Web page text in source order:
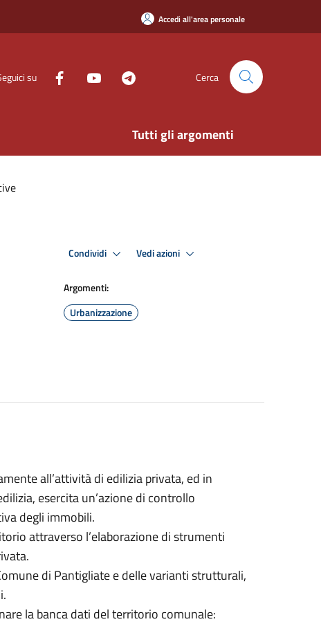
Accedi all'area personale
su Cerca
Tutti gli argomenti
Condividi Vedi azioni
Argomenti:
Urbanizzazione
all’attività di edilizia privata, ed in
esercita un’azione di controllo
degli immobili.
attraverso l’elaborazione di strumenti
di Pantigliate e delle varianti strutturali,
la banca dati del territorio comunale: